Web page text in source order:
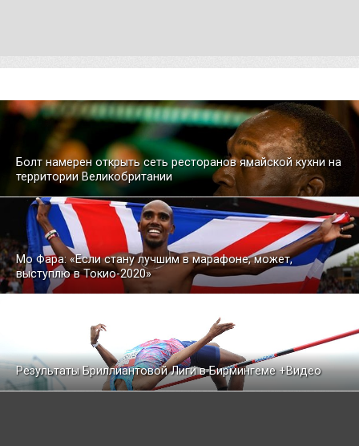
Болт намерен открыть сеть ресторанов ямайской кухни на
территории Великобритании
Мо Фара: «Если стану лучшим в марафоне, может,
выступлю в Токио-2020»
Результаты Бриллиантовой Лиги в Бирмингеме +Видео